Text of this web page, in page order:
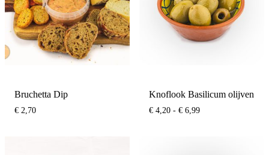
Bruchetta Dip
€ 2,70
Knoflook Basilicum olijven
€ 4,20 - € 6,99Prijsklasse: